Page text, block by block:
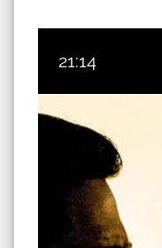
21:14